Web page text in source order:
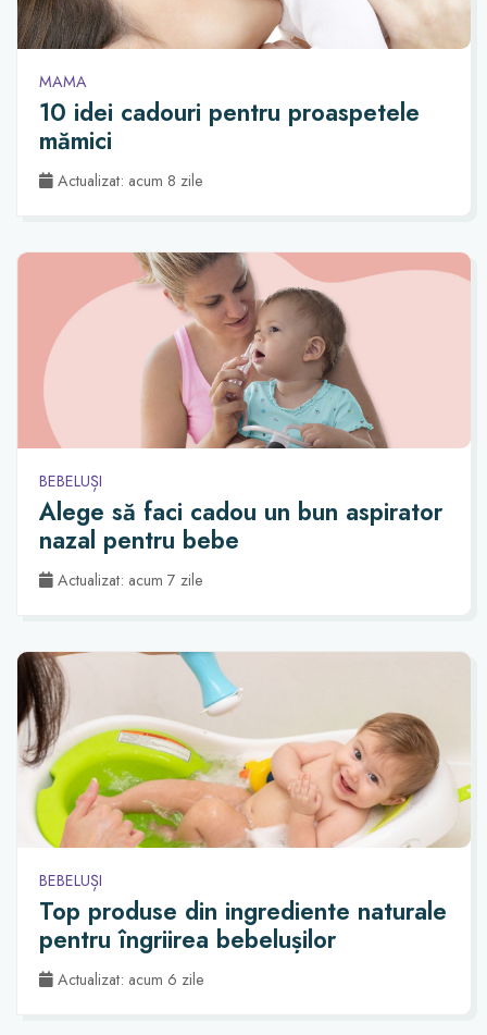
MAMA
10 idei cadouri pentru proaspetele
mămici
Actualizat: acum 8 zile
BEBELUȘI
Alege să faci cadou un bun aspirator
nazal pentru bebe
Actualizat: acum 7 zile
BEBELUȘI
Top produse din ingrediente naturale
pentru îngriirea bebelușilor
Actualizat: acum 6 zile